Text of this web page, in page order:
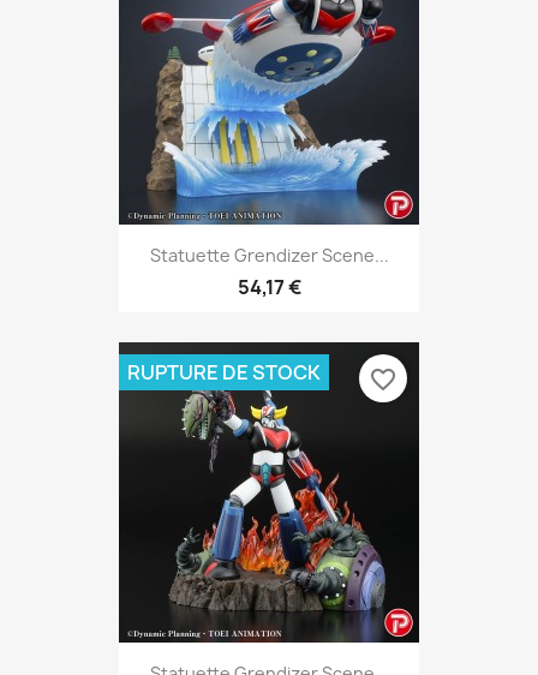
Statuette Grendizer Scene...
54,17 €
RUPTURE DE STOCK favorite_border